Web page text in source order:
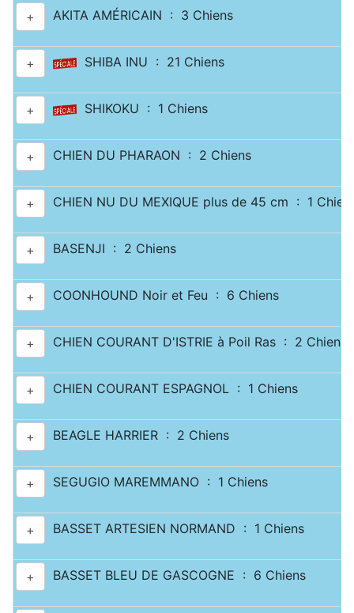
+ AKITA AMÉRICAIN : 3 Chiens
+ SHIBA INU : 21 Chiens
+ SHIKOKU : 1 Chiens
+ CHIEN DU PHARAON : 2 Chiens
+ CHIEN NU DU MEXIQUE plus de 45 cm : 1
+ BASENJI : 2 Chiens
+ COONHOUND Noir et Feu : 6 Chiens
+ CHIEN COURANT D'ISTRIE à Poil Ras : 2 Chiens
+ CHIEN COURANT ESPAGNOL : 1 Chiens
+ BEAGLE HARRIER : 2 Chiens
+ SEGUGIO MAREMMANO : 1 Chiens
+ BASSET ARTESIEN NORMAND : 1 Chiens
+ BASSET BLEU DE GASCOGNE : 6 Chiens